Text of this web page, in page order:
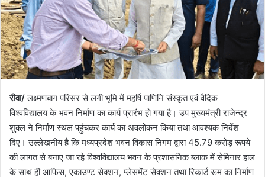
रीवा/लक्ष्मणबाग परिसर से लगी भूमि में महर्षि पाणिनि संस्कृत एवं वैदिक
विश्वविद्यालय के भवन निर्माण का कार्य प्रारंभ हो गया है। उप मुख्यमंत्री राजेन्द्र
शुक्ल ने निर्माण स्थल पहुंचकर कार्य का अवलोकन किया तथा आवश्यक निर्देश
दिए। उल्लेखनीय है कि मध्यप्रदेश भवन विकास निगम द्वारा 45.79करोड़ रूपये
की लागत से बनाए जा रहे विश्वविद्यालय भवन के प्रशासनिक ब्लाक में सेमिनार हाल
के साथ ही आफिस,एकाउण्ट सेक्शन,प्लेसमेंट सेक्शन तथा रिकार्ड रूम का निर्माण